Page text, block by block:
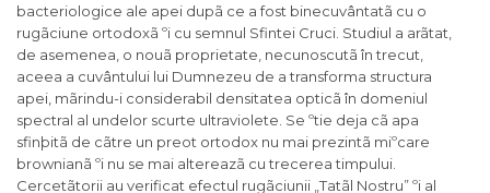
bacteriologice ale apei dupã ce a fost binecuvântatã cu o
rugãciune ortodoxã ºi cu semnul Sfintei Cruci. Studiul a arãtat,
de asemenea, o nouã proprietate, necunoscutã în trecut,
aceea a cuvântului lui Dumnezeu de a transforma structura
apei, mãrindu-i considerabil densitatea opticã în domeniul
spectral al undelor scurte ultraviolete. Se ºtie deja cã apa
sfinþitã de cãtre un preot ortodox nu mai prezintã miºcare
brownianã ºi nu se mai altereazã cu trecerea timpului.
Cercetãtorii au verificat efectul rugãciunii „Tatãl Nostru” ºi al